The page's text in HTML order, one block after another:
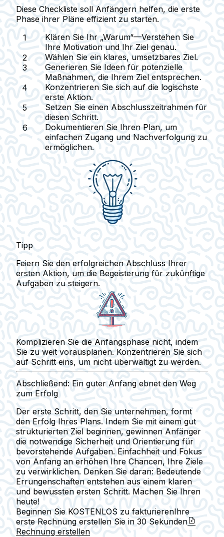
Diese Checkliste soll Anfängern helfen, die erste
Phase ihrer Pläne effizient zu starten.
Klären Sie Ihr „Warum“—Verstehen Sie
Ihre Motivation und Ihr Ziel genau.
Wählen Sie ein klares, umsetzbares Ziel.
Generieren Sie Ideen für potenzielle
Maßnahmen, die Ihrem Ziel entsprechen.
Konzentrieren Sie sich auf die logischste
erste Aktion.
Setzen Sie einen Abschlusszeitrahmen für
diesen Schritt.
Dokumentieren Sie Ihren Plan, um
einfachen Zugang und Nachverfolgung zu
ermöglichen.
Tipp
Feiern Sie den erfolgreichen Abschluss Ihrer
ersten Aktion, um die Begeisterung für zukünftige
Aufgaben zu steigern.
Komplizieren Sie die Anfangsphase nicht, indem
Sie zu weit vorausplanen. Konzentrieren Sie sich
auf Schritt eins, um nicht überwältigt zu werden.
Abschließend: Ein guter Anfang ebnet den Weg
zum Erfolg
Der erste Schritt, den Sie unternehmen, formt
den Erfolg Ihres Plans. Indem Sie mit einem gut
strukturierten Ziel beginnen, gewinnen Anfänger
die notwendige Sicherheit und Orientierung für
bevorstehende Aufgaben. Einfachheit und Fokus
von Anfang an erhöhen Ihre Chancen, Ihre Ziele
zu verwirklichen. Denken Sie daran: Bedeutende
Errungenschaften entstehen aus einem klaren
und bewussten ersten Schritt. Machen Sie Ihren
heute!
Beginnen Sie KOSTENLOS zu fakturierenIhre
erste Rechnung erstellen Sie in 30 Sekunden
Rechnung erstellen